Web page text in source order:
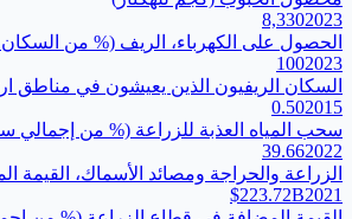
8,3302023
الحصول على الكهرباء، الريف (% من السكان
1002023
السكان الريفيون الذين يعيشون في مناطق ارتفاعها أقل من 5
0.502015
سحب المياه العذبة للزراعة (% من إجمالي
39.662022
الزراعة والحراجة ومصائد الأسماك، القيمة
$223.72B2021